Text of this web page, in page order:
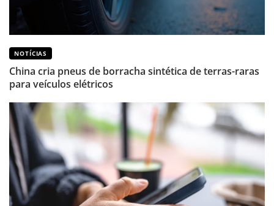
NOTÍCIAS
China cria pneus de borracha sintética de terras-raras
para veículos elétricos